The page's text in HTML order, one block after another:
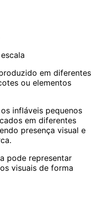
em diferentes
ou elementos
infláveis pequenos
em diferentes
presença visual e
pode representar
visuais de forma